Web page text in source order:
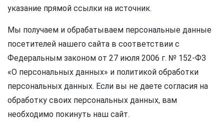
указание прямой ссылки на источник.
Мы получаем и обрабатываем персональные данные
посетителей нашего сайта в соответствии с
Федеральным законом от 27 июля 2006 г. № 152-ФЗ
«О персональных данных» и политикой обработки
персональных данных. Если вы не даете согласия на
обработку своих персональных данных, вам
необходимо покинуть наш сайт.